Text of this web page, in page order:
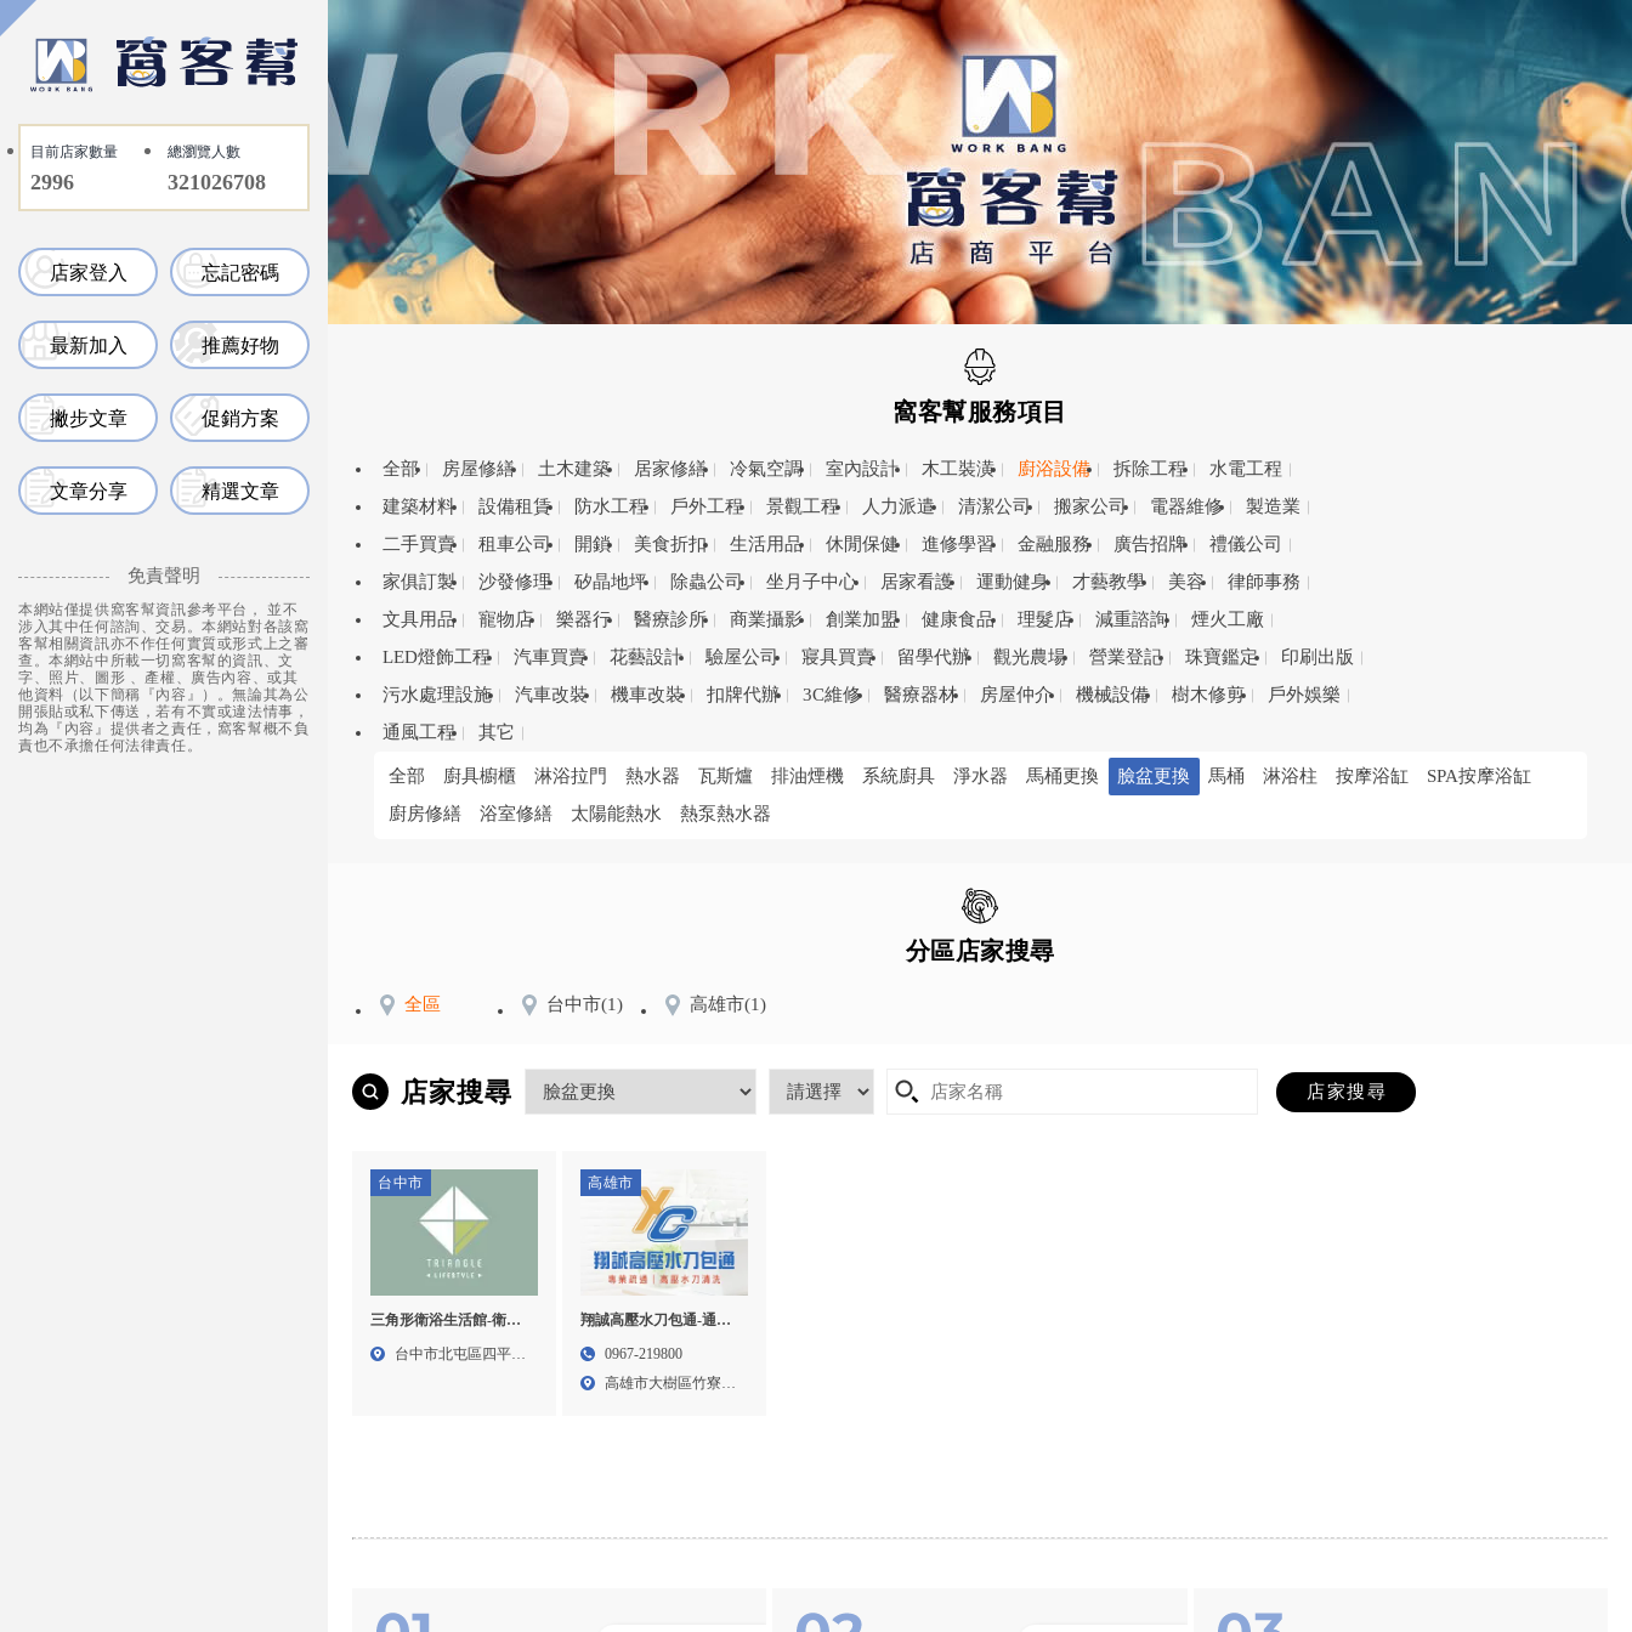
目前店家數量
2996
總瀏覽人數
321026708
店家登入 忘記密碼
最新加入 推薦好物
撇步文章 促銷方案
文章分享 精選文章
免責聲明
本網站僅提供窩客幫資訊參考平台， 並不
涉入其中任何諮詢、交易。本網站對各該窩
客幫相關資訊亦不作任何實質或形式上之審
查。本網站中所載一切窩客幫的資訊、文
字、照片、圖形 、產權、廣告內容、或其
他資料（以下簡稱『內容』）。無論其為公
開張貼或私下傳送，若有不實或違法情事，
均為『內容』提供者之責任，窩客幫概不負
責也不承擔任何法律責任。
窩客幫服務項目
全部 房屋修繕 土木建築 居家修繕 冷氣空調 室內設計 木工裝潢 廚浴設備 拆除工程
水電工程
建築材料
設備租賃 防水工程 戶外工程 景觀工程 人力派遣 清潔公司 搬家公司 電器維修
製造業
二手買賣
租車公司 開鎖 美食折扣 生活用品 休閒保健 進修學習 金融服務 廣告招牌
禮儀公司
家俱訂製
沙發修理 矽晶地坪 除蟲公司 坐月子中心 居家看護 運動健身 才藝教學 美容
律師事務
文具用品
寵物店 樂器行 醫療診所 商業攝影 創業加盟 健康食品 理髮店 減重諮詢
煙火工廠
LED燈飾工程
汽車買賣 花藝設計 驗屋公司 寢具買賣 留學代辦 觀光農場 營業登記 珠寶鑑定
印刷出版
污水處理設施
汽車改裝 機車改裝 扣牌代辦 3C維修 醫療器材 房屋仲介 機械設備 樹木修剪
戶外娛樂
通風工程
其它
全部 廚具櫥櫃 淋浴拉門 熱水器 瓦斯爐 排油煙機 系統廚具 淨水器 馬桶更換 臉盆更換 馬桶 淋浴柱 按摩浴缸
SPA按摩浴缸
廚房修繕
浴室修繕 太陽能熱水 熱泵熱水器
分區店家搜尋
全區 台中市(1) 高雄市(1)
店家搜尋
台中市
三角形衛浴生活館-衛浴
設備,衛浴設備買賣,台中
台中市北屯區四平路
高雄市
翔誠高壓水刀包通-通水
管,通水溝,高雄通水管,高
大樹區通水溝
0967-219800
高雄市大樹區竹寮路